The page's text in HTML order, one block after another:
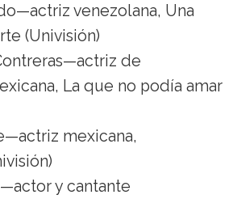
venezolana, Una
(Univisión)
de
La que no podía amar
mexicana,
y cantante